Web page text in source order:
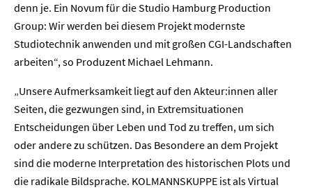
denn je. Ein Novum für die Studio Hamburg Production
Group: Wir werden bei diesem Projekt modernste
Studiotechnik anwenden und mit großen CGI-Landschaften
arbeiten“, so Produzent Michael Lehmann.
„Unsere Aufmerksamkeit liegt auf den Akteur:innen aller
Seiten, die gezwungen sind, in Extremsituationen
Entscheidungen über Leben und Tod zu treffen, um sich
oder andere zu schützen. Das Besondere an dem Projekt
sind die moderne Interpretation des historischen Plots und
die radikale Bildsprache. KOLMANNSKUPPE ist als Virtual
Home
Unternehmen
Presse
Karriere